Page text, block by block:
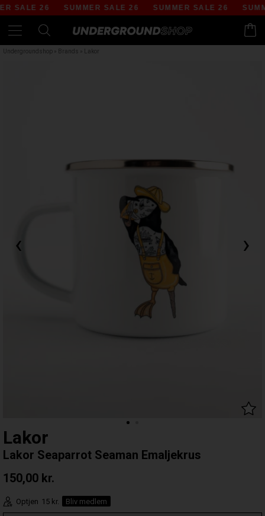
SALE 26 SUMMER SALE 26 SUMMER SALE 26
Undergroundshop Brands Lakor
‹ ›
Lakor
Lakor Seaparrot Seaman Emaljekrus
150,00 kr.
Optjen 15 kr. Bliv medlem